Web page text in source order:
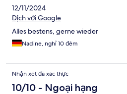
12/11/2024
Dịch với Google
Alles bestens, gerne wieder
Nadine, nghỉ 10 đêm
Nhận xét đã xác thực
10/10 - Ngoại hạng